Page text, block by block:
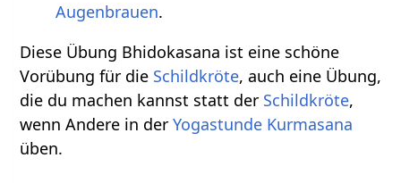
Augenbrauen.
Diese Übung Bhidokasana ist eine schöne
Vorübung für die Schildkröte, auch eine Übung,
die du machen kannst statt der Schildkröte,
wenn Andere in derYogastunde Kurmasana
üben.